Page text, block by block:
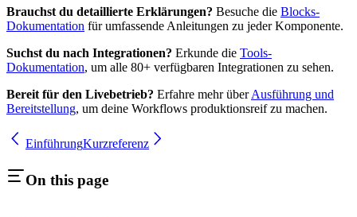
Brauchst du detaillierte Erklärungen? Besuche die Blocks-
Dokumentation für umfassende Anleitungen zu jeder Komponente.
Suchst du nach Integrationen? Erkunde die Tools-
Dokumentation, um alle 80+ verfügbaren Integrationen zu sehen.
Bereit für den Livebetrieb? Erfahre mehr überAusführung und
Bereitstellung, um deine Workflows produktionsreif zu machen.
EinführungKurzreferenz
On this page